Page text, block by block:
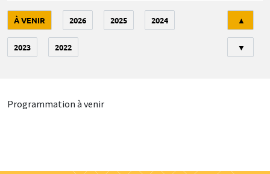
À VENIR 2026 2025 2024
2023 2022
▲
▼
Programmation à venir